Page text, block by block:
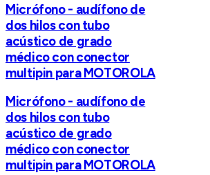
Micrófono - audífono de
dos hilos con tubo
acústico de grado
médico con conector
multipin para MOTOROLA
Micrófono - audífono de
dos hilos con tubo
acústico de grado
médico con conector
multipin para MOTOROLA